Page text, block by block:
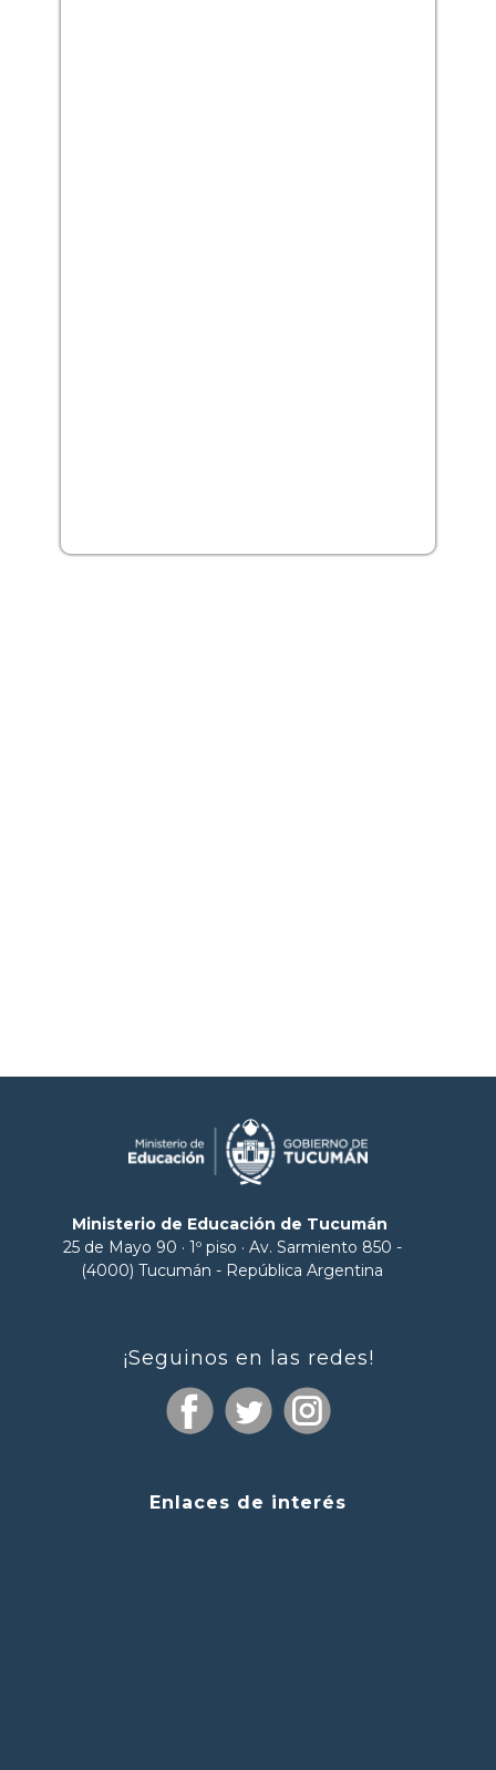
Ministerio de Educación de Tucumán
25 de Mayo 90 · 1º piso · Av. Sarmiento 850 -
(4000) Tucumán - República Argentina
¡Seguinos en las redes!
Enlaces de interés